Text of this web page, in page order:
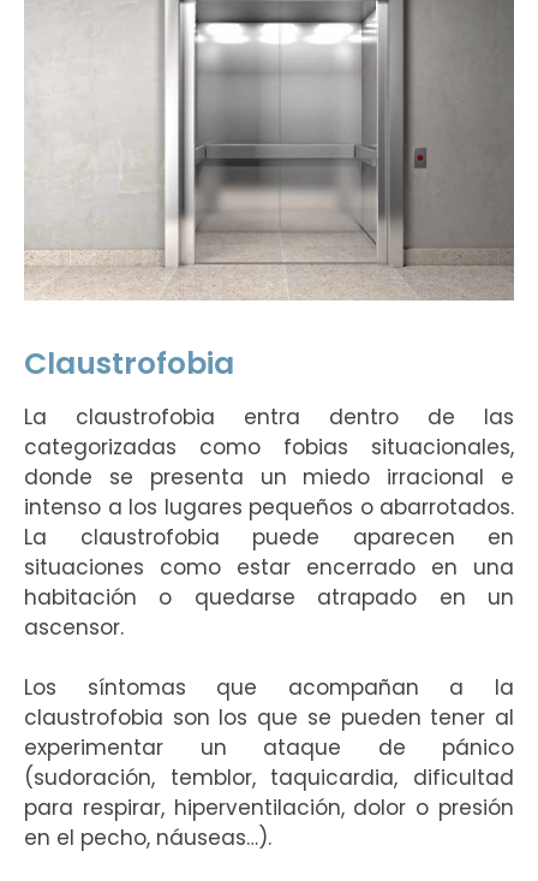
Claustrofobia
La claustrofobia entra dentro de las
categorizadas como fobias situacionales,
donde se presenta un miedo irracional e
intenso a los lugares pequeños o abarrotados.
La claustrofobia puede aparecen en
situaciones como estar encerrado en una
habitación o quedarse atrapado en un
ascensor.
Los síntomas que acompañan a la
claustrofobia son los que se pueden tener al
experimentar un ataque de pánico
(sudoración, temblor, taquicardia, dificultad
para respirar, hiperventilación, dolor o presión
en el pecho, náuseas…).